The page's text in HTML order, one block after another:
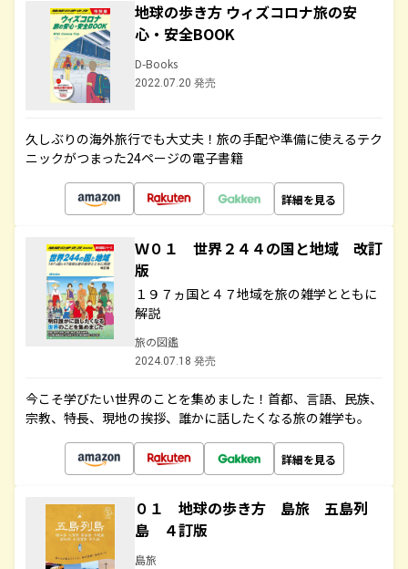
地球の歩き方 ウィズコロナ旅の安
心・安全BOOK
D-Books
2022.07.20 発売
久しぶりの海外旅行でも大丈夫！旅の手配や準備に使えるテク
ニックがつまった24ページの電子書籍
詳細を見る
Ｗ０１ 世界２４４の国と地域 改訂
版
１９７ヵ国と４７地域を旅の雑学とともに
解説
旅の図鑑
2024.07.18 発売
今こそ学びたい世界のことを集めました！首都、言語、民族、
宗教、特長、現地の挨拶、誰かに話したくなる旅の雑学も。
詳細を見る
０１ 地球の歩き方 島旅 五島列
島 ４訂版
島旅